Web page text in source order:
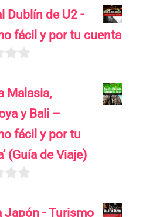
Dublín de U2 -
fácil y por tu cuenta
Malasia,
y Bali –
fácil y por tu
(Guía de Viaje)
Japón - Turismo